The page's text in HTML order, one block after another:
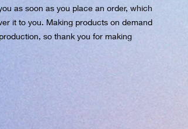
as soon as you place an order, which
it to you. Making products on demand
so thank you for making